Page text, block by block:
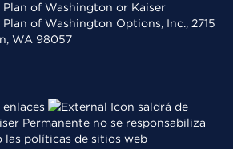
of Washington or Kaiser
of Washington Options, Inc., 2715
WA 98057
saldrá de
Permanente no se responsabiliza
las políticas de sitios web